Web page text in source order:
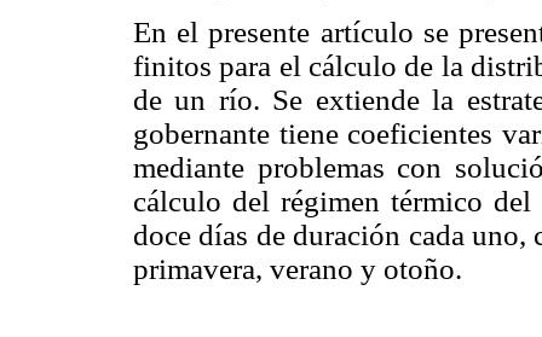
En el presente artículo se
finitos para el cálculo de la
de un río. Se extiende la
gobernante tiene coeficientes
mediante problemas con
cálculo del régimen térmico
doce días de duración cada
primavera, verano y otoño.